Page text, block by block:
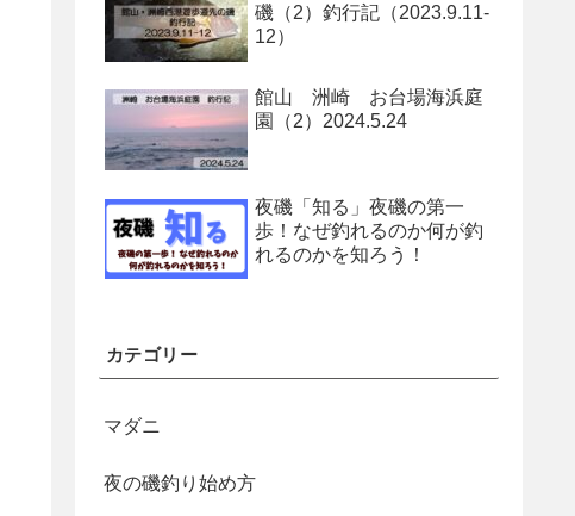
磯（2）釣行記（2023.9.11-
12）
館山 洲崎 お台場海浜庭
園（2）2024.5.24
夜磯「知る」夜磯の第一
歩！なぜ釣れるのか何が釣
れるのかを知ろう！
カテゴリー
マダニ
夜の磯釣り始め方